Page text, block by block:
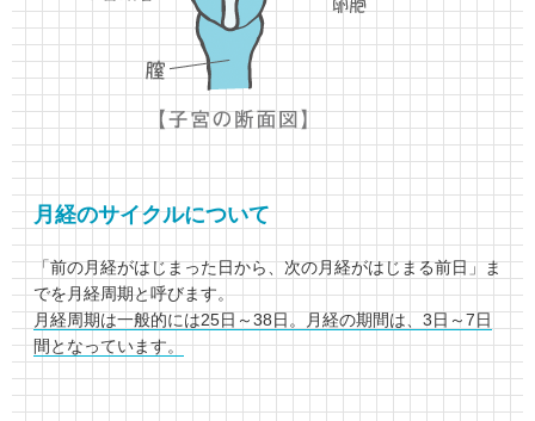
月経のサイクルについて
「前の月経がはじまった日から、次の月経がはじまる前日」ま
でを月経周期と呼びます。
月経周期は一般的には25日～38日。月経の期間は、3日～7日
間となっています。